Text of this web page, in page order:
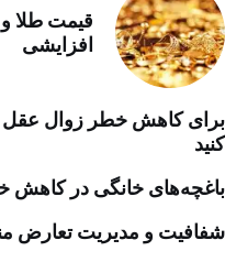
افزایشی
برای کاهش خطر زوال عقل
کنید
باغچه‌های خانگی در کاهش
شفافیت و مدیریت تعارض